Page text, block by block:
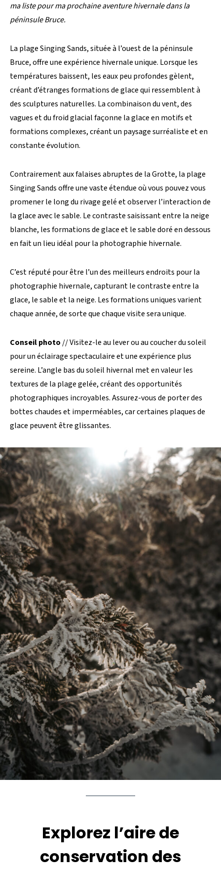
ma liste pour ma prochaine aventure hivernale dans la
péninsule Bruce.
La plage Singing Sands, située à l’ouest de la péninsule
Bruce, offre une expérience hivernale unique. Lorsque les
températures baissent, les eaux peu profondes gèlent,
créant d’étranges formations de glace qui ressemblent à
des sculptures naturelles. La combinaison du vent, des
vagues et du froid glacial façonne la glace en motifs et
formations complexes, créant un paysage surréaliste et en
constante évolution.
Contrairement aux falaises abruptes de la Grotte, la plage
Singing Sands offre une vaste étendue où vous pouvez vous
promener le long du rivage gelé et observer l’interaction de
la glace avec le sable. Le contraste saisissant entre la neige
blanche, les formations de glace et le sable doré en dessous
en fait un lieu idéal pour la photographie hivernale.
C’est réputé pour être l’un des meilleurs endroits pour la
photographie hivernale, capturant le contraste entre la
glace, le sable et la neige. Les formations uniques varient
chaque année, de sorte que chaque visite sera unique.
Conseil photo // Visitez-le au lever ou au coucher du soleil
pour un éclairage spectaculaire et une expérience plus
sereine. L’angle bas du soleil hivernal met en valeur les
textures de la plage gelée, créant des opportunités
photographiques incroyables. Assurez-vous de porter des
bottes chaudes et imperméables, car certaines plaques de
glace peuvent être glissantes.
Explorez l’aire de
conservation des